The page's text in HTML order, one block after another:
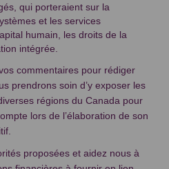
qui porteraient sur la
et les services
humain, les droits de la
intégrée.
commentaires pour rédiger
prendrons soin d’y exposer les
régions du Canada pour
lors de l’élaboration de son
proposées et aidez nous à